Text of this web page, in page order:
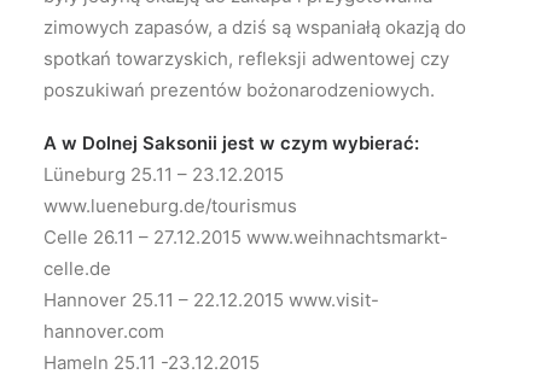
zimowych zapasów, a dziś są wspaniałą okazją do
spotkań towarzyskich, refleksji adwentowej czy
poszukiwań prezentów bożonarodzeniowych.
A w Dolnej Saksonii jest w czym wybierać:
Lüneburg 25.11 – 23.12.2015
www.lueneburg.de/tourismus
Celle 26.11 – 27.12.2015 www.weihnachtsmarkt-
celle.de
Hannover 25.11 – 22.12.2015 www.visit-
hannover.com
Hameln 25.11 -23.12.2015